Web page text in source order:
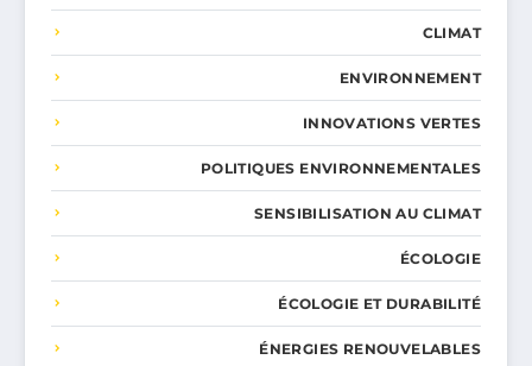
CLIMAT
ENVIRONNEMENT
INNOVATIONS VERTES
POLITIQUES ENVIRONNEMENTALES
SENSIBILISATION AU CLIMAT
ÉCOLOGIE
ÉCOLOGIE ET DURABILITÉ
ÉNERGIES RENOUVELABLES